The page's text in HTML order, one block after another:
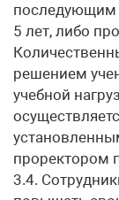
последующим
5 лет, либо
решением
учебной
проректором
3.4.